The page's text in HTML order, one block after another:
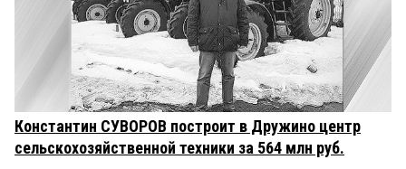
Константин СУВОРОВ построит в Дружино центр
сельскохозяйственной техники за 564 млн руб.